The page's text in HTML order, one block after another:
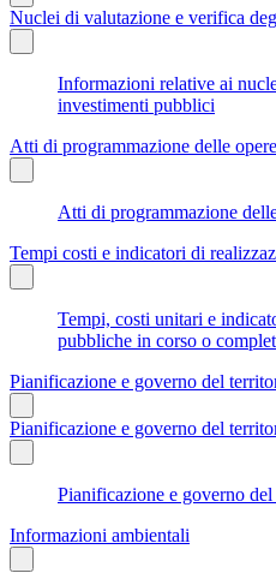
Nuclei di valutazione e verifica
Informazioni relative ai
investimenti pubblici
Atti di programmazione delle
Atti di programmazione
Tempi costi e indicatori di
Tempi, costi unitari e
pubbliche in corso o
Pianificazione e governo del
Pianificazione e governo del
Pianificazione e governo
Informazioni ambientali